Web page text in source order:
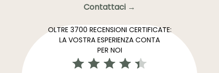
Contattaci →
OLTRE 3700 RECENSIONI CERTIFICATE:
LA VOSTRA ESPERIENZA CONTA
PER NOI